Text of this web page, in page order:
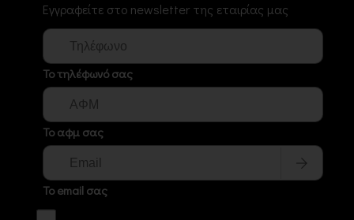
Εγγραφείτε στο newsletter της εταιρίας μας
Το τηλέφωνό σας
Το αφμ σας
Το email σας